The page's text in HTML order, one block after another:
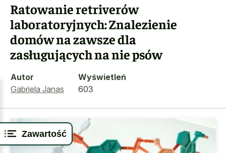
Zawartość
Ratowanie retriverów
laboratoryjnych: Znalezienie
domów na zawsze dla
zasługujących na nie psów
Autor
Gabriela Janas
Wyświetleń
603